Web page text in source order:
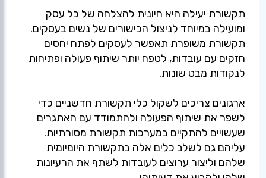
תקשורת יעילה היא חיונית להצלחה של כל עסק
ומועילה במיוחד לניצול הכישורים של נשים בעסקים.
תקשורת משופרת תאפשר לעסקים לפתח יחסים
חזקים עם עובדות, לטפח יותר שיתוף פעולה ופתיחות
ארגונים צריכים לשקול כלי תקשורת חדשניים כדי
לשפר את שיתוף הפעולה ולהתמודד עם האתגרים
שעשויים להתקיים במערכות תקשורת מסורתיות.
עליהם גם לשלב כלים אלה בתקשורת היומיומית
שלהם וליצור ערוצים לעובדות לשתף את הרעיונות